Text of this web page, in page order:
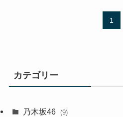
1
カテゴリー
乃木坂46 (9)